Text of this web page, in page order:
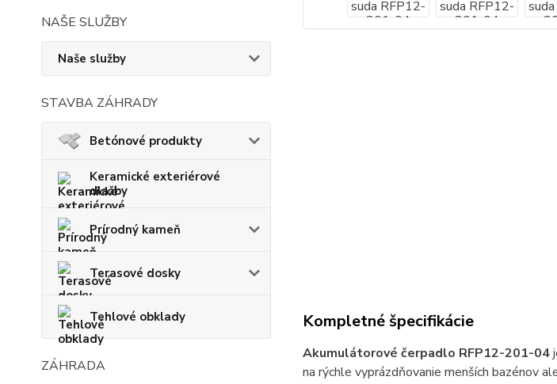
NAŠE SLUŽBY
Naše služby
STAVBA ZÁHRADY
Betónové produkty
Keramické exteriérové
dlažby
Prírodný kameň
Terasové dosky
Tehlové obklady
ZÁHRADA
Kompletné špecifikácie
Akumulátorové čerpadlo RFP12-201-04
na rýchle vyprázdňovanie menších bazénov